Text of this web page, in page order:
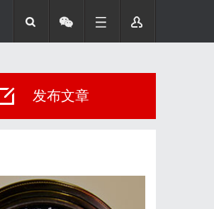
发布文章